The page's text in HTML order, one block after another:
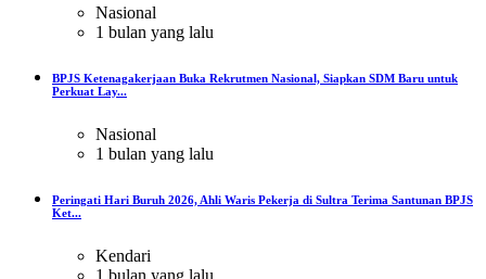
Nasional
1 bulan yang lalu
BPJS Ketenagakerjaan Buka Rekrutmen Nasional, Siapkan SDM Baru untuk
Perkuat Lay...
Nasional
1 bulan yang lalu
Peringati Hari Buruh 2026, Ahli Waris Pekerja di Sultra Terima Santunan BPJS
Ket...
Kendari
1 bulan yang lalu